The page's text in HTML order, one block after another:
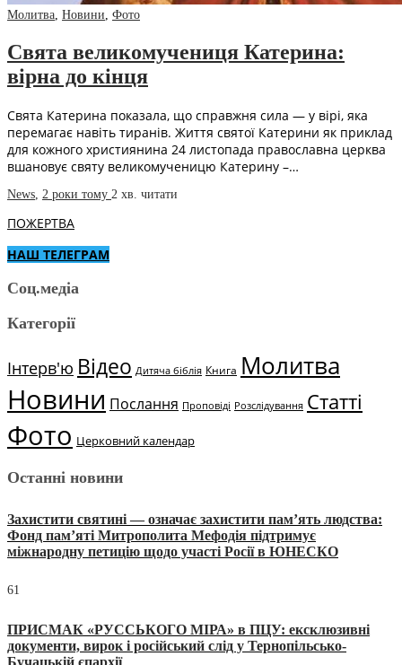
Молитва, Новини, Фото
Свята великомучениця Катерина:
вірна до кінця
Свята Катерина показала, що справжня сила — у вірі, яка
перемагає навіть тиранів. Життя святої Катерини як приклад
для кожного християнина 24 листопада православна церква
вшановує святу великомученицю Катерину –…
News 2 роки тому 2 хв. читати
ПОЖЕРТВА
НАШ ТЕЛЕГРАМ
Соц.медіа
Категорії
Інтерв'ю Відео Дитяча біблія Книга Молитва
Новини Послання Проповіді Розслідування Статті
Фото Церковний календар
Останні новини
Захистити святині — означає захистити пам’ять людства:
Фонд пам’яті Митрополита Мефодія підтримує
міжнародну петицію щодо участі Росії в ЮНЕСКО
61
ПРИСМАК «РУССЬКОГО МІРА» в ПЦУ: ексклюзивні
документи, вирок і російський слід у Тернопільсько-